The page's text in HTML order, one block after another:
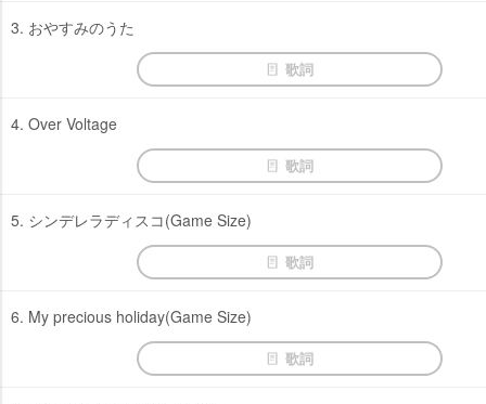
3. おやすみのうた
歌詞
4. Over Voltage
歌詞
5. シンデレラディスコ(Game Size)
歌詞
6. My precious holiday(Game Size)
歌詞